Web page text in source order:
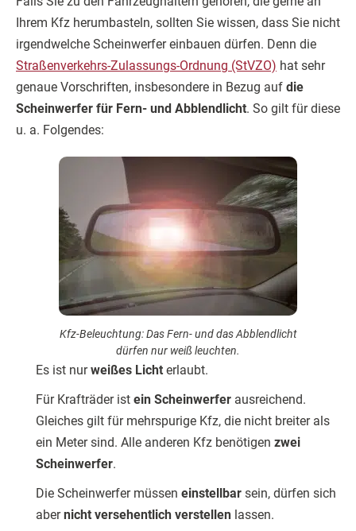
Ihrem Kfz herumbasteln, sollten Sie wissen, dass Sie nicht
irgendwelche Scheinwerfer einbauen dürfen. Denn die
Straßenverkehrs-Zulassungs-Ordnung (StVZO) hat sehr
genaue Vorschriften, insbesondere in Bezug auf die
Scheinwerfer für Fern- und Abblendlicht. So gilt für diese
u. a. Folgendes:
Kfz-Beleuchtung: Das Fern- und das Abblendlicht
dürfen nur weiß leuchten.
Es ist nurweißes Licht erlaubt.
Für Krafträder ist ein Scheinwerfer ausreichend.
Gleiches gilt für mehrspurige Kfz, die nicht breiter als
ein Meter sind. Alle anderen Kfz benötigen zwei
Scheinwerfer.
Die Scheinwerfer müssen einstellbar sein, dürfen sich
abernicht versehentlich verstellen lassen.